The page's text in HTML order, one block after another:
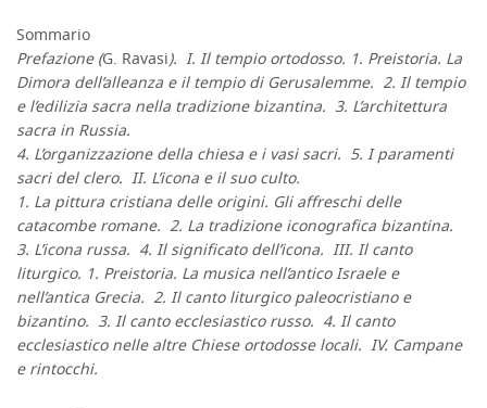
Sommario
Prefazione (G. Ravasi). I. Il tempio ortodosso. 1. Preistoria. La
Dimora dell’alleanza e il tempio di Gerusalemme. 2. Il tempio
e l’edilizia sacra nella tradizione bizantina. 3. L’architettura
sacra in Russia.
4. L’organizzazione della chiesa e i vasi sacri. 5. I paramenti
sacri del clero. II. L’icona e il suo culto.
1. La pittura cristiana delle origini. Gli affreschi delle
catacombe romane. 2. La tradizione iconografica bizantina.
3. L’icona russa. 4. Il significato dell’icona. III. Il canto
liturgico. 1. Preistoria. La musica nell’antico Israele e
nell’antica Grecia. 2. Il canto liturgico paleocristiano e
bizantino. 3. Il canto ecclesiastico russo. 4. Il canto
ecclesiastico nelle altre Chiese ortodosse locali. IV. Campane
e rintocchi.